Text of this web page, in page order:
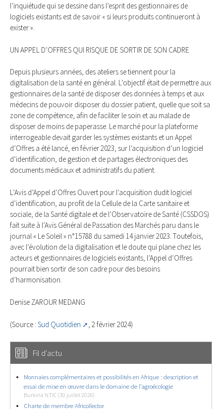
l’inquiétude qui se dessine dans l’esprit des gestionnaires de
logiciels existants est de savoir « si leurs produits continueront à
exister ».
UN APPEL D’OFFRES QUI RISQUE DE SORTIR DE SON CADRE
Depuis plusieurs années, des ateliers se tiennent pour la
digitalisation de la santé en général. L’objectif était de permettre aux
gestionnaires de la santé de disposer des données à temps et aux
médecins de pouvoir disposer du dossier patient, quelle que soit sa
zone de compétence, afin de faciliter le soin et au malade de
disposer de moins de paperasse. Le marché pour la plateforme
interrogeable devait garder les systèmes existants et un Appel
d’Offres a été lancé, en février 2023, sur l’acquisition d’un logiciel
d’identification, de gestion et de partages électroniques des
documents médicaux et administratifs du patient.
L’Avis d’Appel d’Offres Ouvert pour l’acquisition dudit logiciel
d’identification, au profit de la Cellule de la Carte sanitaire et
sociale, de la Santé digitale et de l’Observatoire de Santé (CSSDOS)
fait suite à l’Avis Général de Passation des Marchés paru dans le
journal « Le Soleil » n°15788 du samedi 14 janvier 2023. Toutefois,
avec l’évolution de la digitalisation et le doute qui plane chez les
acteurs et gestionnaires de logiciels existants, l’Appel d’Offres
pourrait bien sortir de son cadre pour des besoins
d’harmonisation.
Denise ZAROUR MEDANG
(Source : Sud Quotidien , 2 février 2024)
Fil d'actu
Monnaies complémentaires et possibilités en Afrique : description et
essai de mise en œuvre dans le domaine de l’agroécologie
Burkina NTIC (30 juillet 2026)
Charte de membre Africollector